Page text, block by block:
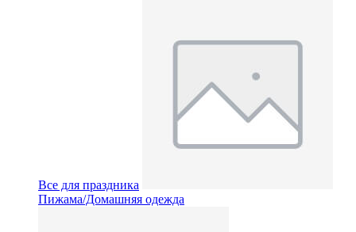
Все для праздника
Пижама/Домашняя одежда